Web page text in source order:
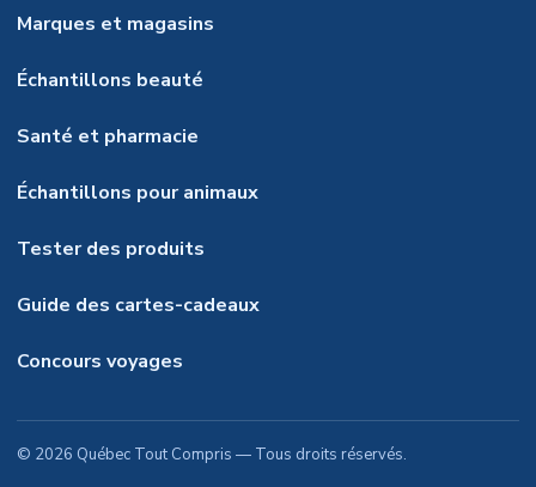
Marques et magasins
Échantillons beauté
Santé et pharmacie
Échantillons pour animaux
Tester des produits
Guide des cartes-cadeaux
Concours voyages
© 2026 Québec Tout Compris — Tous droits réservés.